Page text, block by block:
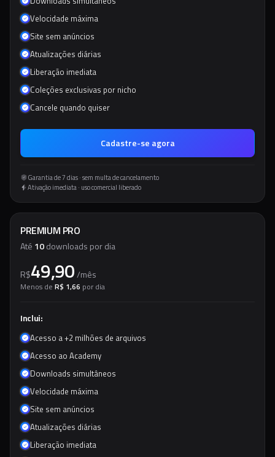
Velocidade máxima
Site sem anúncios
Atualizações diárias
Liberação imediata
Coleções exclusivas por nicho
Cancele quando quiser
Cadastre-se agora
Garantia de 7 dias · sem multa de cancelamento
Ativação imediata · uso comercial liberado
PREMIUM PRO
Até 10downloads por dia
R$49,90 /mês
Menos de R$ 1,66 por dia
Inclui:
Acesso a +2 milhões de arquivos
Acesso ao Academy
Downloads simultâneos
Velocidade máxima
Site sem anúncios
Atualizações diárias
Liberação imediata